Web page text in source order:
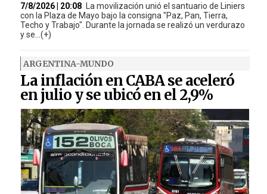
7/8/2026 | 20:08 La movilización unió el santuario de Liniers
con la Plaza de Mayo bajo la consigna "Paz, Pan, Tierra,
Techo y Trabajo". Durante la jornada se realizó un verdurazo
y se...(+)
ARGENTINA-MUNDO
La inflación en CABA se aceleró
en julio y se ubicó en el 2,9%